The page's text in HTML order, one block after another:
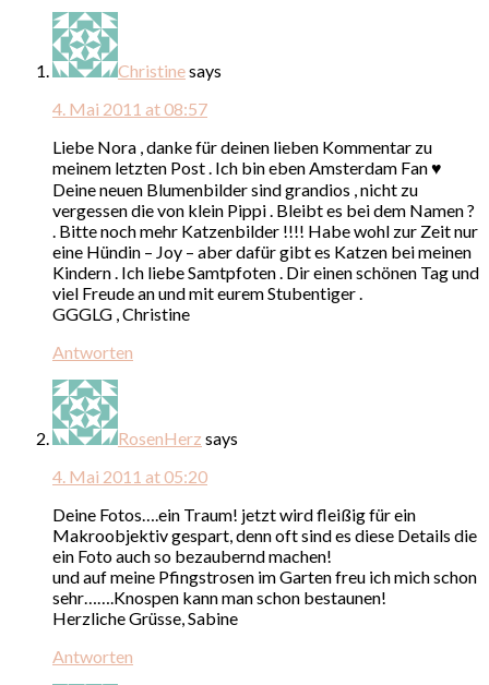
Christinesays
4. Mai 2011 at 08:57
Liebe Nora , danke für deinen lieben Kommentar zu
meinem letzten Post . Ich bin eben Amsterdam Fan ♥
Deine neuen Blumenbilder sind grandios , nicht zu
vergessen die von klein Pippi . Bleibt es bei dem Namen ?
. Bitte noch mehr Katzenbilder !!!! Habe wohl zur Zeit nur
eine Hündin – Joy – aber dafür gibt es Katzen bei meinen
Kindern . Ich liebe Samtpfoten . Dir einen schönen Tag und
viel Freude an und mit eurem Stubentiger .
GGGLG , Christine
Antworten
RosenHerz says
4. Mai 2011 at 05:20
Deine Fotos….ein Traum! jetzt wird fleißig für ein
Makroobjektiv gespart, denn oft sind es diese Details die
ein Foto auch so bezaubernd machen!
und auf meine Pfingstrosen im Garten freu ich mich schon
sehr…….Knospen kann man schon bestaunen!
Herzliche Grüsse, Sabine
Antworten